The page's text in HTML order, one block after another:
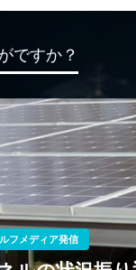
ですか？
フメディア発信